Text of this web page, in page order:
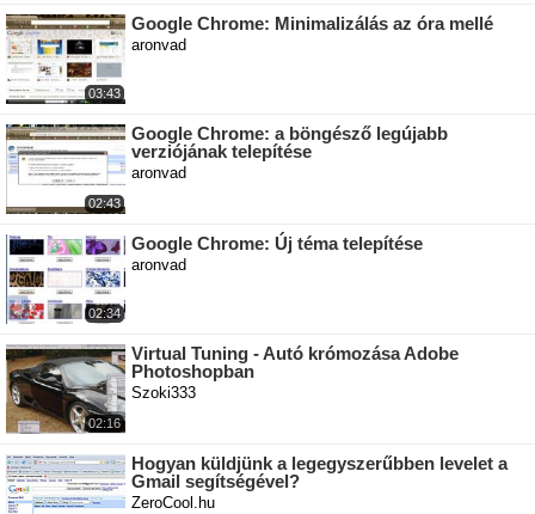
03:43
Google Chrome: Minimalizálás az óra mellé
aronvad
02:43
Google Chrome: a böngésző legújabb
verziójának telepítése
aronvad
02:34
Google Chrome: Új téma telepítése
aronvad
02:16
Virtual Tuning - Autó krómozása Adobe
Photoshopban
Szoki333
Hogyan küldjünk a legegyszerűbben levelet a
Gmail segítségével?
ZeroCool.hu